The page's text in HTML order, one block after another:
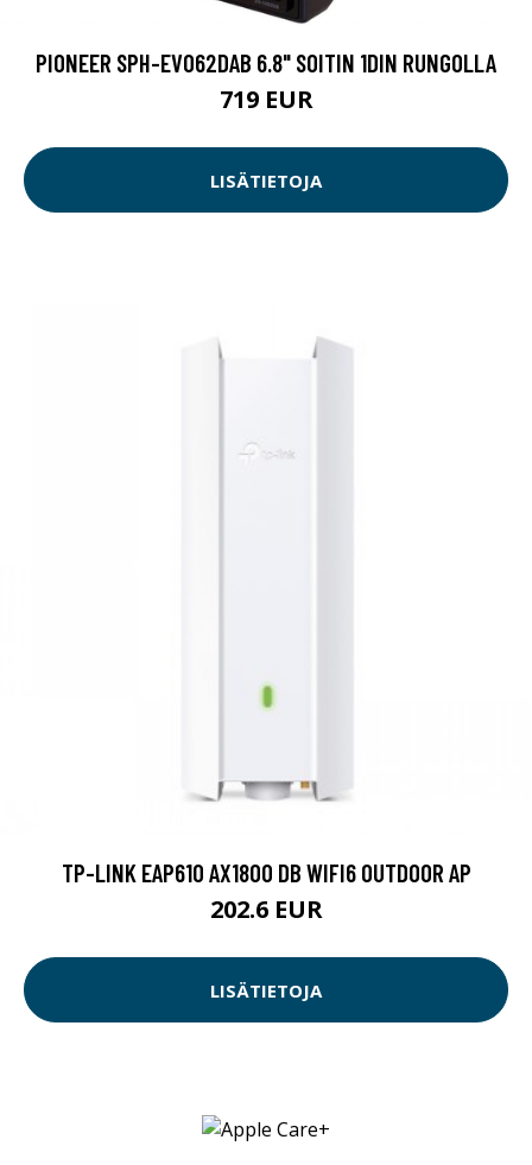
PIONEER SPH-EVO62DAB 6.8" SOITIN 1DIN RUNGOLLA
719 EUR
LISÄTIETOJA
TP-LINK EAP610 AX1800 DB WIFI6 OUTDOOR AP
202.6 EUR
LISÄTIETOJA